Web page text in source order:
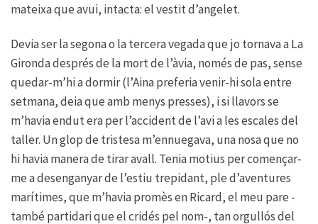
mateixa que avui, intacta: el vestit d’angelet.
Devia ser la segona o la tercera vegada que jo tornava a La
Gironda després de la mort de l’àvia, només de pas, sense
quedar-m’hi a dormir (l’Aina preferia venir-hi sola entre
setmana, deia que amb menys presses), i si llavors se
m’havia endut era per l’accident de l’avi a les escales del
taller. Un glop de tristesa m’ennuegava, una nosa que no
hi havia manera de tirar avall. Tenia motius per començar-
me a desenganyar de l’estiu trepidant, ple d’aventures
marítimes, que m’havia promès en Ricard, el meu pare -
també partidari que el cridés pel nom-, tan orgullós del